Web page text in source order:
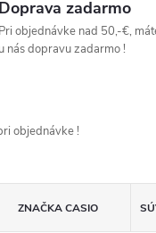
Doprava zadarmo
Pri objednávke nad 50,-€,
u nás dopravu zadarmo !
objednávke !
ZNAČKACASIO